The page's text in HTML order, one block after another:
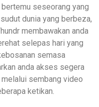
seseorang yang
dunia yang berbeza,
membawakan anda
selepas hari yang
semasa
anda akses segera
sembang video
ketikan.